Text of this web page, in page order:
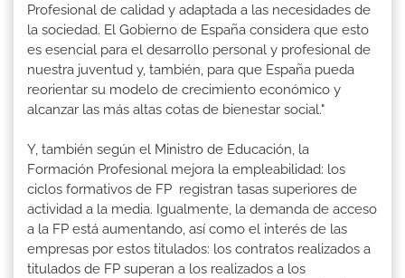
Profesional de calidad y adaptada a las necesidades de
la sociedad. El Gobierno de España considera que esto
es esencial para el desarrollo personal y profesional de
nuestra juventud y, también, para que España pueda
reorientar su modelo de crecimiento económico y
alcanzar las más altas cotas de bienestar social."
Y, también según el Ministro de Educación, la
Formación Profesional mejora la empleabilidad: los
ciclos formativos de FP registran tasas superiores de
actividad a la media. Igualmente, la demanda de acceso
a la FP está aumentando, así como el interés de las
empresas por estos titulados: los contratos realizados a
titulados de FP superan a los realizados a los